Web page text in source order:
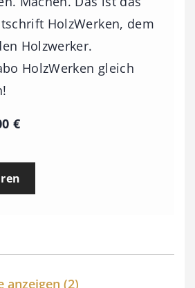
HolzWerken, dem
Holzwerker.
HolzWerken gleich
€P
e
p
a
anzeigen (2)